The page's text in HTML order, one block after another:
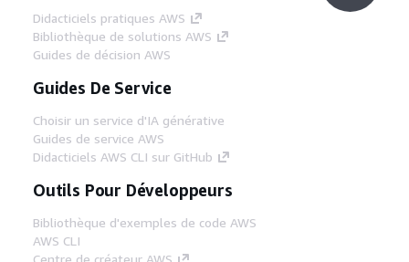
Didacticiels pratiques AWS
Bibliothèque de solutions AWS
Guides de décision AWS
Guides De Service
Choisir un service d'IA générative
Guides de service AWS
Didacticiels AWS CLI sur GitHub
Outils Pour Développeurs
Bibliothèque d'exemples de code AWS
AWS CLI
Centre de créateur AWS